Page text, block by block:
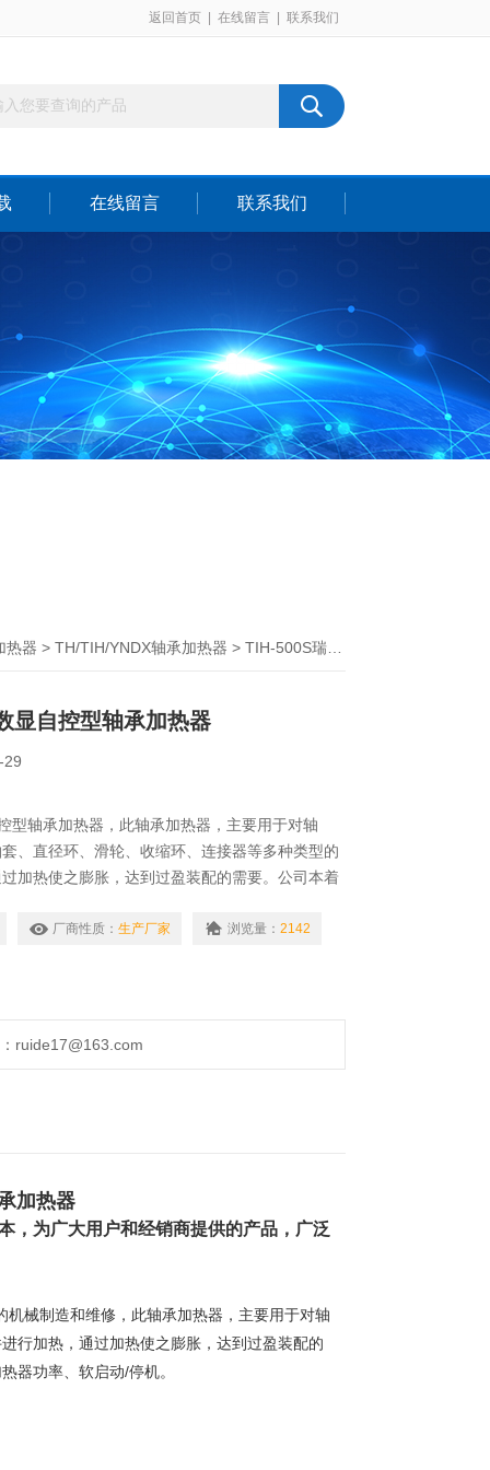
返回首页 在线留言 联系我们
在线留言 联系我们
热器 > TH/TIH/YNDX轴承加热器 > TIH-500S瑞德TIH系列数显自控型轴承加热器
显自控型轴承加热器
29
型轴承加热器，此轴承加热器，主要用于对轴
、直径环、滑轮、收缩环、连接器等多种类型的
加热使之膨胀，达到过盈装配的需要。公司本着
，广泛应用于电力、水利、石油、铁路、矿山、化
厂商性质： 生产厂家 浏览量： 2142
ruide17@163.com
加热器
，为广大用户和经销商提供的产品，广泛
机械制造和维修，此轴承加热器，主要用于对轴
行加热，通过加热使之膨胀，达到过盈装配的
器功率、软启动/停机。